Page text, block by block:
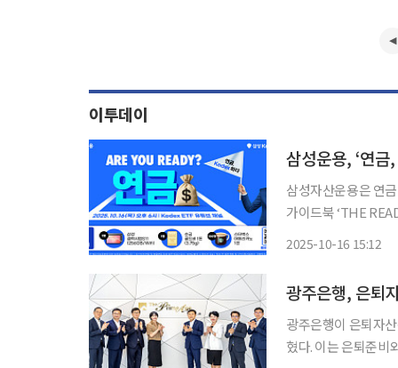
이투데이
삼성운용, ‘연
삼성자산운용은 연
가이드북 ‘THE READY
2025-10-16 15:12
광주은행, 은퇴
광주은행이 은퇴자
혔다. 이는 은퇴준비와 재무설계 및 자산관리를 포함한 안정적인 노후생활을 도모하고자 자